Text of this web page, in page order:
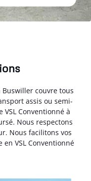
Buswiller couvre tous
assis ou semi-
Conventionné à
Nous respectons
Nous facilitons vos
VSL Conventionné